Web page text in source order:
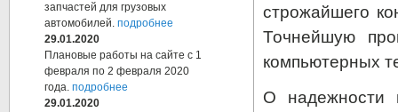
строжайшего
Точнейшую
компьютерных
О надежности
запчастей для грузовых
автомобилей. подробнее
29.01.2020
Плановые работы на сайте с 1
февраля по 2 февраля 2020
года. подробнее
29.01.2020